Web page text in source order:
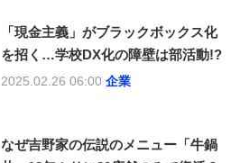
「現金主義」がブラックボックス化
を招く…学校DX化の障壁は部活動!?
2025.02.26 06:00 企業
なぜ吉野家の伝説のメニュー「牛鍋